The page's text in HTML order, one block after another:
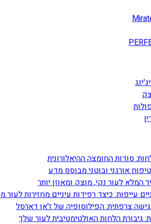
סודות החומצה ההיאלורונית
אורגני ובוטני מבוסס מדע
המלא לעור נקי, מוצק ומאוזן יותר
עייפות: כיצד רפידות עיניים מחזירות לעור
גישה צרפתית: הפילוסופיה של ז'אן דארסל
גיבורת הלחות האולטימטיבית לעור שלך